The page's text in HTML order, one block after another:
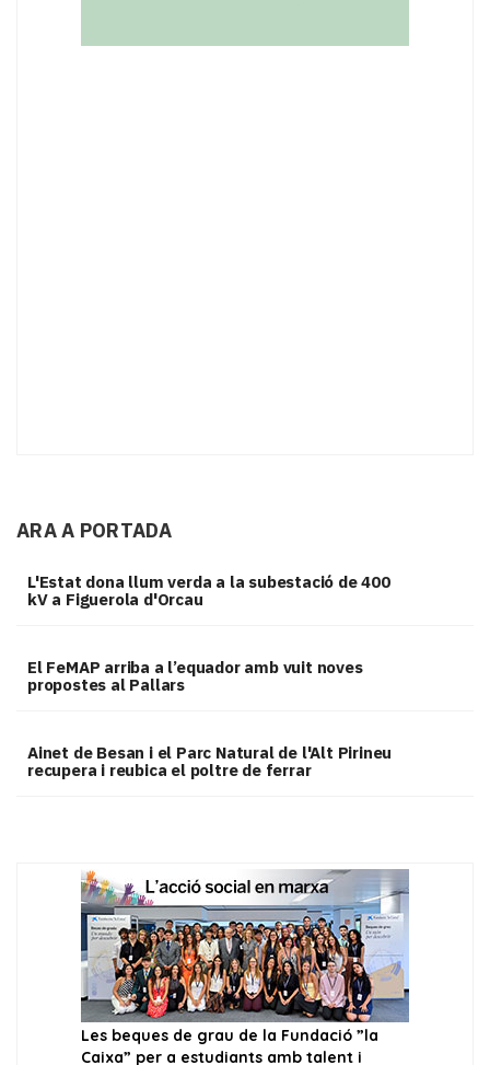
ARA A PORTADA
L'Estat dona llum verda a la subestació de 400
kV a Figuerola d'Orcau
El FeMAP arriba a l’equador amb vuit noves
propostes al Pallars
Ainet de Besan i el Parc Natural de l'Alt Pirineu
recupera i reubica el poltre de ferrar